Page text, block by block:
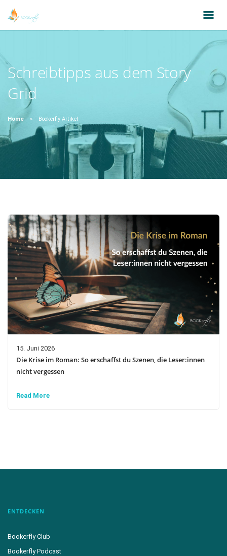
Schreibtipps aus dem Story
Grid
Home Bookerfly Artikel
15. Juni 2026
Die Krise im Roman: So erschaffst du Szenen, die Leser:innen
nicht vergessen
Read More
ENTDECKEN
Bookerfly Club
Bookerfly Podcast